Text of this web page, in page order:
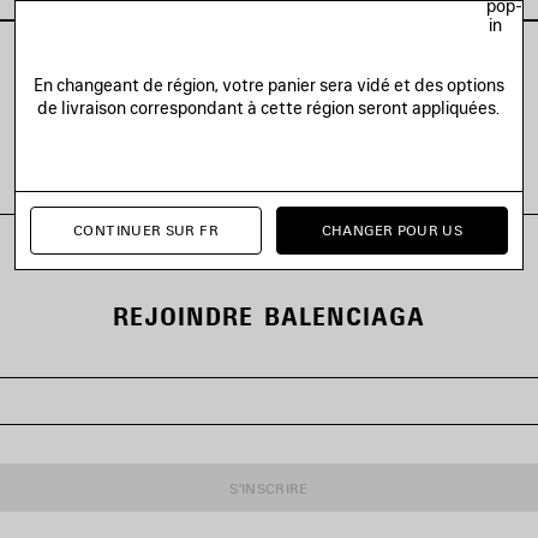
VOIR TOUS LES LOOKS
REJOINDRE BALENCIAGA
S'INSCRIRE
pop-
in
En changeant de région, votre panier sera vidé et des options
de livraison correspondant à cette région seront appliquées.
CONTINUER SUR FR CHANGER POUR US